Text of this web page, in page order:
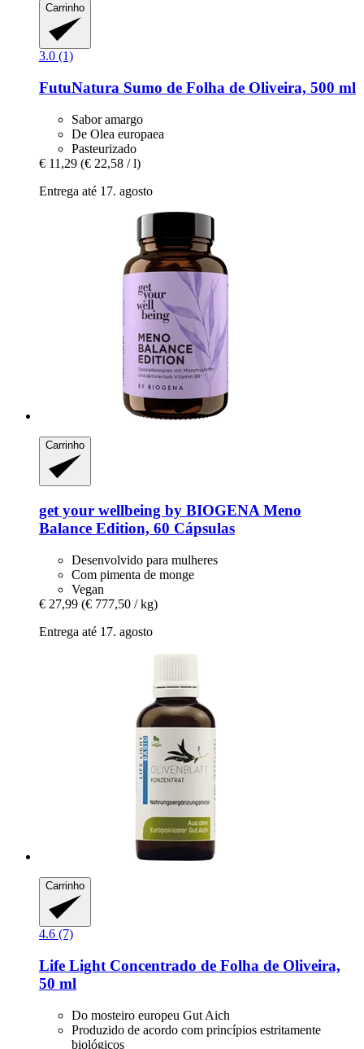
Carrinho
3.0 (1)
FutuNatura Sumo de Folha de Oliveira, 500 ml
Sabor amargo
De Olea europaea
Pasteurizado
€ 11,29 (€ 22,58 / l)
Entrega até 17. agosto
Carrinho
get your wellbeing by BIOGENA Meno
Balance Edition, 60 Cápsulas
Desenvolvido para mulheres
Com pimenta de monge
Vegan
€ 27,99 (€ 777,50 / kg)
Entrega até 17. agosto
Carrinho
4.6 (7)
Life Light Concentrado de Folha de Oliveira,
50 ml
Do mosteiro europeu Gut Aich
Produzido de acordo com princípios estritamente
biológicos